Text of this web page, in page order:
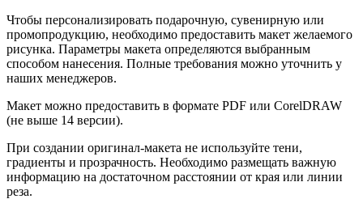
Чтобы персонализировать подарочную, сувенирную или
промопродукцию, необходимо предоставить макет желаемого
рисунка. Параметры макета определяются выбранным
способом нанесения. Полные требования можно уточнить у
наших менеджеров.
Макет можно предоставить в формате PDF или CorelDRAW
(не выше 14 версии).
При создании оригинал-макета не используйте тени,
градиенты и прозрачность. Необходимо размещать важную
информацию на достаточном расстоянии от края или линии
реза.